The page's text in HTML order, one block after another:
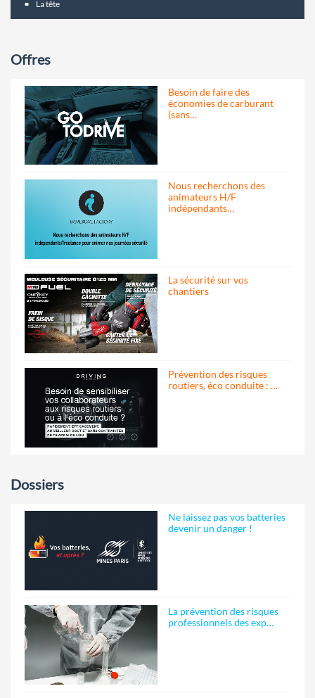
La tête
Offres
Besoin de faire des
économies de carburant
(sans…
Nous recherchons des
animateurs H/F
indépendants…
La sécurité sur vos
chantiers
Prévention des risques
routiers, éco conduite : …
Dossiers
Ne laissez pas vos batteries
devenir un danger !
La prévention des risques
professionnels des exp…